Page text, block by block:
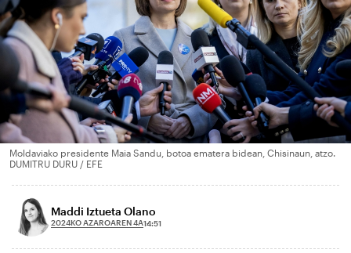
Moldaviako presidente Maia Sandu, botoa ematera bidean, Chisinaun, atzo.
DUMITRU DURU / EFE
Maddi Iztueta Olano
2024KO AZAROAREN 4A14:51